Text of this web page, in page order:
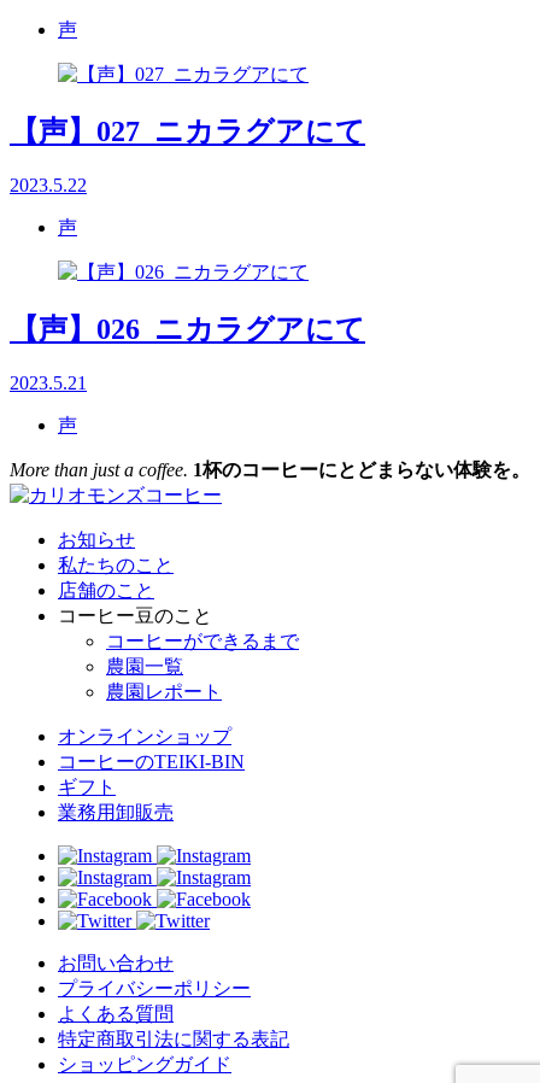
声
【声】027_ニカラグアにて
2023.5.22
声
【声】026_ニカラグアにて
2023.5.21
声
More than just a coffee. 1杯のコーヒーにとどまらない体験を。
お知らせ
私たちのこと
店舗のこと
コーヒー豆のこと
コーヒーができるまで
農園一覧
農園レポート
オンラインショップ
コーヒーのTEIKI-BIN
ギフト
業務用卸販売
お問い合わせ
プライバシーポリシー
よくある質問
特定商取引法に関する表記
ショッピングガイド